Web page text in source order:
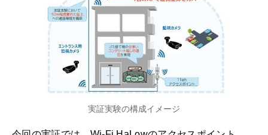
実証実験の構成イメージ